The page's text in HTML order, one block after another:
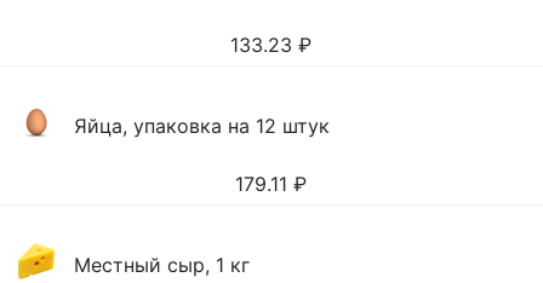
133.23 ₽
Яйца, упаковка на 12 штук
179.11 ₽
Местный сыр, 1 кг